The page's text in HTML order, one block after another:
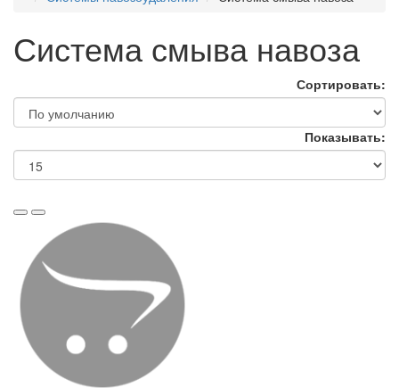
Система смыва навоза
Сортировать:
Показывать: